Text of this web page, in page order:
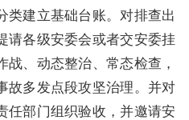
类建立基础台账。对排查出
请各级安委会或者交安委挂
战、动态整治、常态检查，
故多发点段攻坚治理。并对
任部门组织验收，并邀请安